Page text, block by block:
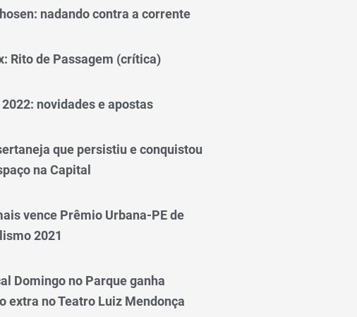
nadando contra a corrente
Rito de Passagem (crítica)
novidades e apostas
que persistiu e conquistou
na Capital
vence Prêmio Urbana-PE de
2021
Domingo no Parque ganha
extra no Teatro Luiz Mendonça